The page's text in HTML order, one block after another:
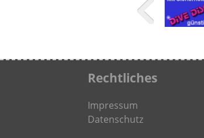
Rechtliches
Impressum
Datenschutz